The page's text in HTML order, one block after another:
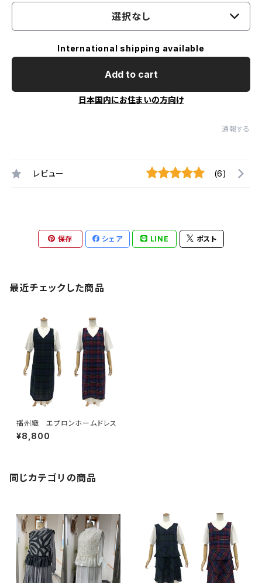
選択なし
International shipping available
Add to cart
日本国内にお住まいの方向け
通報する
レビュー (6)
保存 シェア LINE ポスト
最近チェックした商品
播州織 エプロンホームドレス
¥8,800
同じカテゴリの商品